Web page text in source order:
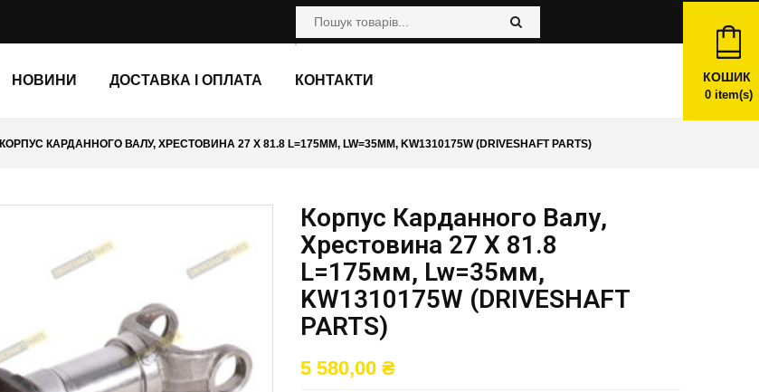
НОВИНИ ДОСТАВКА І ОПЛАТА КОНТАКТИ КОШИК
0item(s)
КОРПУС КАРДАННОГО ВАЛУ, ХРЕСТОВИНА 27 X 81.8 L=175ММ, LW=35ММ, KW1310175W (DRIVESHAFT PARTS)
Корпус Карданного Валу,
Хрестовина 27 X 81.8
L=175мм, Lw=35мм,
KW1310175W (DRIVESHAFT
PARTS)
5 580,00 ₴